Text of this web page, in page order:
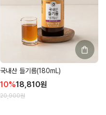
국내산 들기름(180mL)
10%18,810원
20,900원